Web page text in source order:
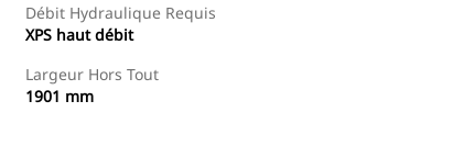
Débit Hydraulique Requis
XPS haut débit
Largeur Hors Tout
1901 mm